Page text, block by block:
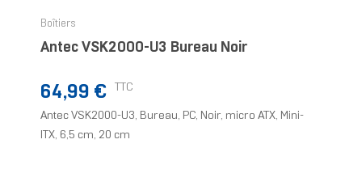
Boîtiers
Antec VSK2000-U3 Bureau Noir
Prix
64,99 € TTC
Antec VSK2000-U3, Bureau, PC, Noir, micro ATX, Mini-
ITX, 6,5 cm, 20 cm